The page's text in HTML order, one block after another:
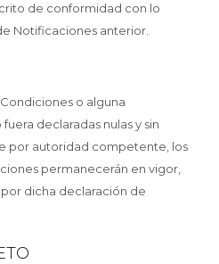
de conformidad con lo
Notificaciones anterior.
o alguna
declaradas nulas y sin
por autoridad competente, los
permanecerán en vigor,
dicha declaración de